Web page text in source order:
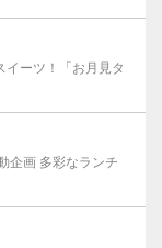
イーツ！「お月見タ
企画 多彩なランチ